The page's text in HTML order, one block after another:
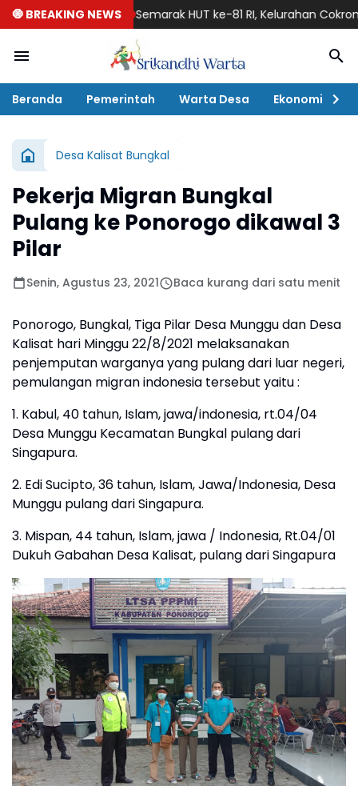
🧿 BREAKING NEWSSemarak HUT ke-81 RI, Kelurahan
Beranda Pemerintah Warta Desa Ekonomi
Desa Kalisat Bungkal
Pekerja Migran Bungkal
Pulang ke Ponorogo dikawal 3
Pilar
Senin, Agustus 23, 2021 Baca kurang dari satu menit
Ponorogo, Bungkal, Tiga Pilar Desa Munggu dan Desa
Kalisat hari Minggu 22/8/2021 melaksanakan
penjemputan warganya yang pulang dari luar negeri,
pemulangan migran indonesia tersebut yaitu :
1. Kabul, 40 tahun, Islam, jawa/indonesia, rt.04/04
Desa Munggu Kecamatan Bungkal pulang dari
Singapura.
2. Edi Sucipto, 36 tahun, Islam, Jawa/Indonesia, Desa
Munggu pulang dari Singapura.
3. Mispan, 44 tahun, Islam, jawa / Indonesia, Rt.04/01
Dukuh Gabahan Desa Kalisat, pulang dari Singapura